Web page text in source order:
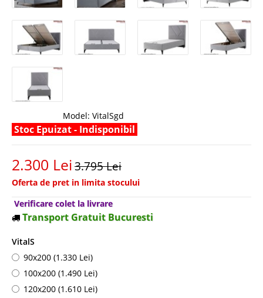
Model: VitalSgd
Stoc Epuizat - Indisponibil
2.300 Lei3.795 Lei
Oferta de pret in limita stocului
Verificare colet la livrare
Transport Gratuit Bucuresti
VitalS
90x200 (1.330 Lei)
100x200 (1.490 Lei)
120x200 (1.610 Lei)